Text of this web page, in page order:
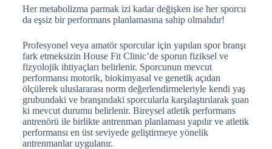
Her metabolizma parmak izi kadar değişken ise her sporcu
da eşsiz bir performans planlamasına sahip olmalıdır!
Profesyonel veya amatör sporcular için yapılan spor branşı
fark etmeksizin House Fit Clinic’de sporun fiziksel ve
fizyolojik ihtiyaçları belirlenir. Sporcunun mevcut
performansı motorik, biokimyasal ve genetik açıdan
ölçülerek uluslararası norm değerlendirmeleriyle kendi yaş
grubundaki ve branşındaki sporcularla karşılaştırılarak şuan
ki mevcut durumu belirlenir. Bireysel atletik performans
antrenörü ile birlikte antrenman planlaması yapılır ve atletik
performansı en üst seviyede geliştirmeye yönelik
antrenmanlar uygulanır.